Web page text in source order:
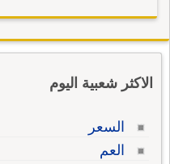
الاكثر شعبية اليوم
السعر
العم